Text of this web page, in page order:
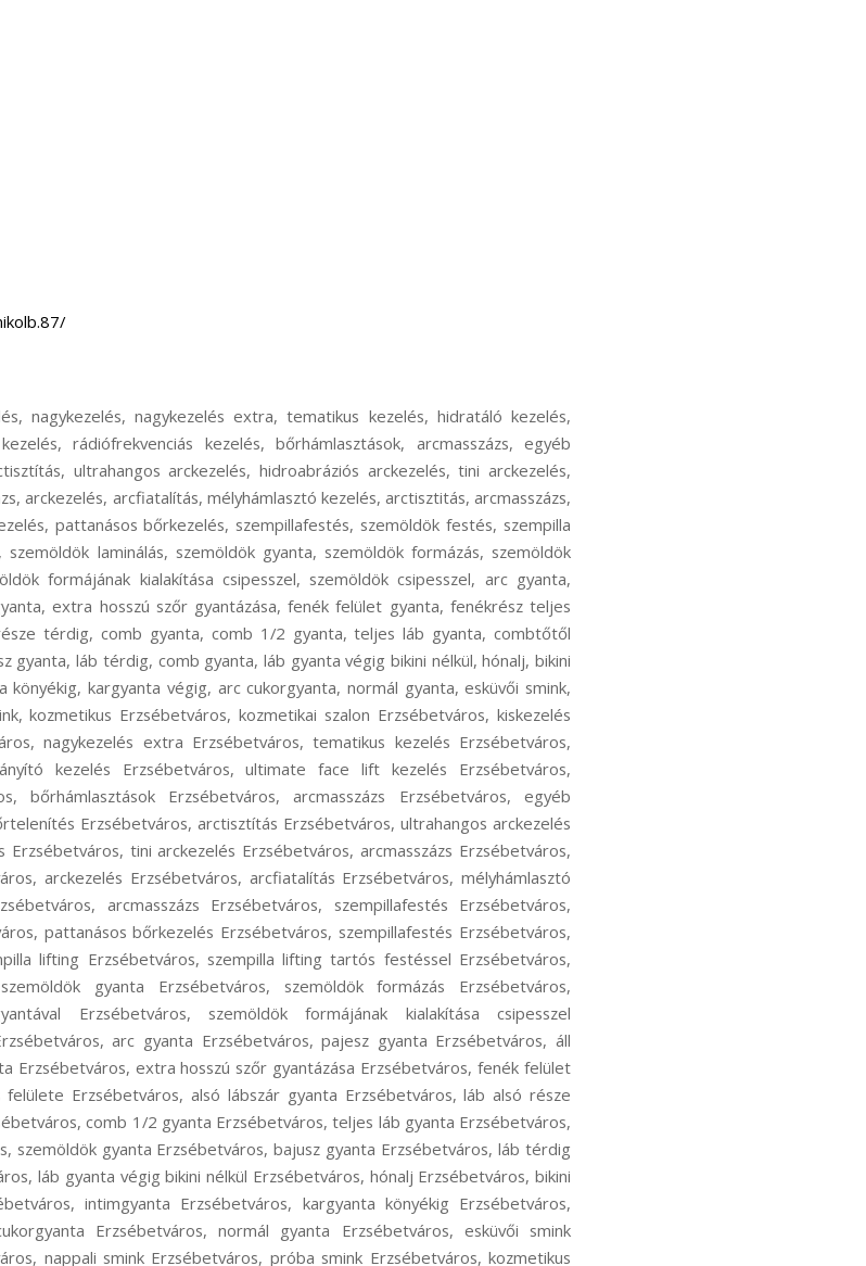
Erzsébetváros, próba smink Erzsébetváros, kozmetikus Budapest 7.kerület, kozmetikai szalon Budapest 7.kerület, kiskezelés Budapest 7.kerület, nagykezelés Budapest 7.kerület, nagykezelés extra Budapest 7.kerület, tematikus kezelés Budapest 7.kerület, hidratáló kezelés Budapest 7.kerület, halványító kezelés Budapest 7.kerület, ultimate face lift kezelés Budapest 7.kerület, rádiófrekvenciás kezelés Budapest 7.kerület, bőrhámlasztások Budapest 7.kerület, arcmasszázs Budapest 7.kerület, egyéb kezelések kozmetika Budapest 7.kerület, szőrtelenítés Budapest 7.kerület, arctisztítás Budapest 7.kerület, ultrahangos arckezelés Budapest 7.kerület, hidroabráziós arckezelés Budapest 7.kerület, tini arckezelés Budapest 7.kerület, arcmasszázs Budapest 7.kerület, arc-nyak-dekoltázs masszázs Budapest 7.kerület, arckezelés Budapest 7.kerület, arcfiatalítás Budapest 7.kerület, mélyhámlasztó kezelés Budapest 7.kerület, arctisztitás Budapest 7.kerület, arcmasszázs Budapest 7.kerület, szempillafestés Budapest 7.kerület, esztétikai kozmetikai kezelés Budapest 7.kerület, pattanásos bőrkezelés Budapest 7.kerület, szempillafestés Budapest 7.kerület, szemöldök festés Budapest 7.kerület, szempilla lifting Budapest 7.kerület, szempilla lifting tartós festéssel Budapest 7.kerület, szemöldök laminálás Budapest 7.kerület, szemöldök gyanta Budapest 7.kerület, szemöldök formázás Budapest 7.kerület, szemöldök formájának kialakítása gyantával Budapest 7.kerület, szemöldök formájának kialakítása csipesszel Budapest 7.kerület, szemöldök csipesszel Budapest 7.kerület, arc gyanta Budapest 7.kerület, pajesz gyanta Budapest 7.kerület, áll gyanta Budapest 7.kerület, teljes intim gyanta Budapest 7.kerület, extra hosszú szőr gyantázása Budapest 7.kerület, fenék felület gyanta Budapest 7.kerület, fenékrész teljes felülete Budapest 7.kerület, alsó lábszár gyanta Budapest 7.kerület, láb alsó része térdig Budapest 7.kerület, comb gyanta Budapest 7.kerület, comb 1/2 gyanta Budapest 7.kerület, teljes láb gyanta Budapest 7.kerület, combtőtől lábfejig gyanta Budapest 7.kerület, szemöldök gyanta Budapest 7.kerület, bajusz gyanta Budapest 7.kerület, láb térdig Budapest 7.kerület, comb gyanta Budapest 7.kerület, láb gyanta végig bikini nélkül Budapest 7.kerület, hónalj Budapest 7.kerület, bikini gyanta Budapest 7.kerület, fél fazon Budapest 7.kerület, intimgyanta Budapest 7.kerület, kargyanta könyékig Budapest 7.kerület, kargyanta végig Budapest 7.kerület, arc cukorgyanta Budapest 7.kerület, normál gyanta Budapest 7.kerület, esküvői smink Budapest 7.kerület, alkalmi smink Budapest 7.kerület, nappali smink Budapest 7.kerület, próba smink Budapest 7.kerület, kozmetikus Budapest VII.kerület, kozmetikai szalon Budapest VII.kerület, kiskezelés Budapest VII.kerület, nagykezelés Budapest VII.kerület, nagykezelés extra Budapest VII.kerület, tematikus kezelés Budapest VII.kerület, hidratáló kezelés Budapest VII.kerület, halványító kezelés Budapest VII.kerület, ultimate face lift kezelés Budapest VII.kerület, rádiófrekvenciás kezelés Budapest VII.kerület, bőrhámlasztások Budapest VII.kerület, arcmasszázs Budapest VII.kerület, egyéb kezelések kozmetika Budapest VII.kerület, szőrtelenítés Budapest VII.kerület, arctisztítás Budapest VII.kerület, ultrahangos arckezelés Budapest VII.kerület, hidroabráziós arckezelés Budapest VII.kerület, tini arckezelés Budapest VII.kerület, arcmasszázs Budapest VII.kerület, arc-nyak-dekoltázs masszázs Budapest VII.kerület, arckezelés Budapest VII.kerület, arcfiatalítás Budapest VII.kerület, mélyhámlasztó kezelés Budapest VII.kerület, arctisztitás Budapest VII.kerület, arcmasszázs Budapest VII.kerület, szempillafestés Budapest VII.kerület, esztétikai kozmetikai kezelés Budapest VII.kerület, pattanásos bőrkezelés Budapest VII.kerület, szempillafestés Budapest VII.kerület, szemöldök festés Budapest VII.kerület, szempilla lifting Budapest VII.kerület, szempilla lifting tartós festéssel Budapest VII.kerület, szemöldök laminálás Budapest VII.kerület, szemöldök gyanta Budapest VII.kerület, szemöldök formázás Budapest VII.kerület, szemöldök formájának kialakítása gyantával Budapest VII.kerület, szemöldök formájának kialakítása csipesszel Budapest VII.kerület, szemöldök csipesszel Budapest VII.kerület, arc gyanta Budapest VII.kerület, pajesz gyanta Budapest VII.kerület, áll gyanta Budapest VII.kerület, teljes intim gyanta Budapest VII.kerület, extra hosszú szőr gyantázása Budapest VII.kerület, fenék felület gyanta Budapest VII.kerület, fenékrész teljes felülete Budapest VII.kerület, alsó lábszár gyanta Budapest VII.kerület, láb alsó része térdig Budapest VII.kerület, comb gyanta Budapest VII.kerület, comb 1/2 gyanta Budapest VII.kerület, teljes láb gyanta Budapest VII.kerület, combtőtől lábfejig gyanta Budapest VII.kerület, szemöldök gyanta Budapest VII.kerület, bajusz gyanta Budapest VII.kerület, láb térdig Budapest VII.kerület, comb gyanta Budapest VII.kerület, láb gyanta végig bikini nélkül Budapest VII.kerület, hónalj Budapest VII.kerület, bikini gyanta Budapest VII.kerület, fél fazon Budapest VII.kerület, intimgyanta Budapest VII.kerület, kargyanta könyékig Budapest VII.kerület, kargyanta végig Budapest VII.kerület, arc cukorgyanta Budapest VII.kerület, normál gyanta Budapest VII.kerület, esküvői smink Budapest VII.kerület, alkalmi smink Budapest VII.kerület, nappali smink Budapest VII.kerület, próba smink Budapest VII.kerület, kozmetikus Belváros, kozmetikai szalon Belváros, kiskezelés Belváros, nagykezelés Belváros, nagykezelés extra Belváros, tematikus kezelés Belváros, hidratáló kezelés Belváros, halványító kezelés Belváros, ultimate face lift kezelés Belváros, rádiófrekvenciás kezelés Belváros, bőrhámlasztások Belváros, arcmasszázs Belváros, egyéb kezelések kozmetika Belváros, szőrtelenítés Belváros, arctisztítás Belváros, ultrahangos arckezelés Belváros, hidroabráziós arckezelés Belváros, tini arckezelés Belváros, arcmasszázs Belváros, arc-nyak-dekoltázs masszázs Belváros, arckezelés Belváros, arcfiatalítás Belváros, mélyhámlasztó kezelés Belváros, arctisztitás Belváros, arcmasszázs Belváros, szempillafestés Belváros, esztétikai kozmetikai kezelés Belváros, pattanásos bőrkezelés Belváros, szempillafestés Belváros, szemöldök festés Belváros, szempilla lifting Belváros, szempilla lifting tartós festéssel Belváros, szemöldök laminálás Belváros, szemöldök gyanta Belváros, szemöldök formázás Belváros, szemöldök formájának kialakítása gyantával Belváros, szemöldök formájának kialakít